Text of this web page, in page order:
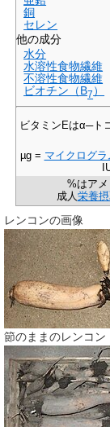
銅
セレン
他の成分
水分
水溶性食物繊維
不溶性食物繊維
ビオチン（B7）
ビタミンEはα─ト
µg = マイクログ
%はア
成人 栄養
レンコンの画像
節のままのレンコン